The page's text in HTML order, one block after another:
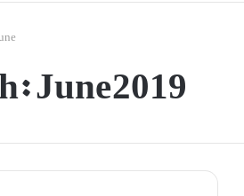
June 2019